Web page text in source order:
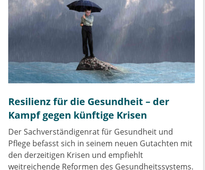
Resilienz für die Gesundheit – der
Kampf gegen künftige Krisen
Der Sachverständigenrat für Gesundheit und
Pflege befasst sich in seinem neuen Gutachten mit
den derzeitigen Krisen und empfiehlt
weitreichende Reformen des Gesundheitssystems.